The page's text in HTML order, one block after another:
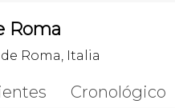
Roma
Roma, Italia
Cronológico